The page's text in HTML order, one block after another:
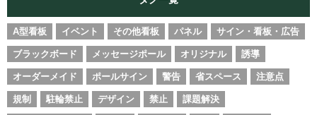
A型看板 イベント その他看板 パネル サイン・看板・広告
ブラックボード メッセージポール オリジナル 誘導
オーダーメイド ポールサイン 警告 省スペース 注意点
規制 駐輪禁止 デザイン 禁止 課題解決